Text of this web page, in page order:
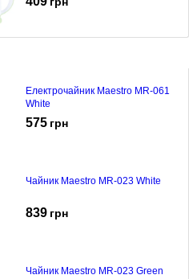
Електрочайник Maestro MR-061
White
575 грн
Чайник Maestro MR-023 White
839 грн
Чайник Maestro MR-023 Green